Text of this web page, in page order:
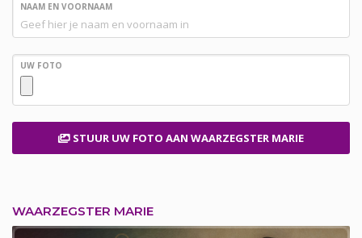
NAAM EN VOORNAAM
UW FOTO
STUUR UW FOTO AAN WAARZEGSTER MARIE
WAARZEGSTER MARIE